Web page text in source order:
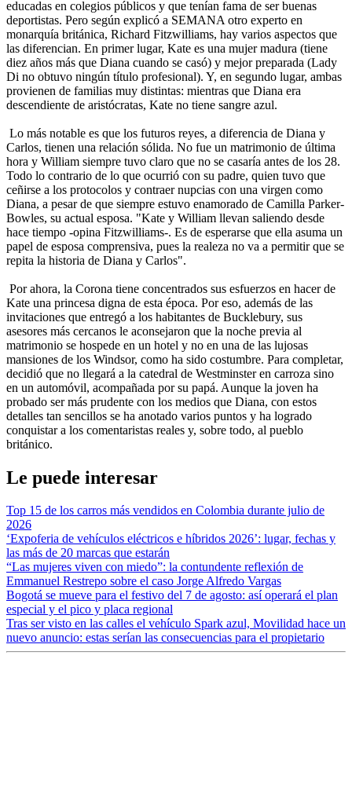
educadas en colegios públicos y que tenían fama de ser buenas
deportistas. Pero según explicó a SEMANA otro experto en
monarquía británica, Richard Fitzwilliams, hay varios aspectos que
las diferencian. En primer lugar, Kate es una mujer madura (tiene
diez años más que Diana cuando se casó) y mejor preparada (Lady
Di no obtuvo ningún título profesional). Y, en segundo lugar, ambas
provienen de familias muy distintas: mientras que Diana era
descendiente de aristócratas, Kate no tiene sangre azul.
Lo más notable es que los futuros reyes, a diferencia de Diana y
Carlos, tienen una relación sólida. No fue un matrimonio de última
hora y William siempre tuvo claro que no se casaría antes de los 28.
Todo lo contrario de lo que ocurrió con su padre, quien tuvo que
ceñirse a los protocolos y contraer nupcias con una virgen como
Diana, a pesar de que siempre estuvo enamorado de Camilla Parker-
Bowles, su actual esposa. "Kate y William llevan saliendo desde
hace tiempo -opina Fitzwilliams-. Es de esperarse que ella asuma un
papel de esposa comprensiva, pues la realeza no va a permitir que se
repita la historia de Diana y Carlos".
Por ahora, la Corona tiene concentrados sus esfuerzos en hacer de
Kate una princesa digna de esta época. Por eso, además de las
invitaciones que entregó a los habitantes de Bucklebury, sus
asesores más cercanos le aconsejaron que la noche previa al
matrimonio se hospede en un hotel y no en una de las lujosas
mansiones de los Windsor, como ha sido costumbre. Para completar,
decidió que no llegará a la catedral de Westminster en carroza sino
en un automóvil, acompañada por su papá. Aunque la joven ha
probado ser más prudente con los medios que Diana, con estos
detalles tan sencillos se ha anotado varios puntos y ha logrado
conquistar a los comentaristas reales y, sobre todo, al pueblo
británico.
Le puede interesar
Top 15 de los carros más vendidos en Colombia durante julio de
2026
‘Expoferia de vehículos eléctricos e híbridos 2026’: lugar, fechas y
las más de 20 marcas que estarán
“Las mujeres viven con miedo”: la contundente reflexión de
Emmanuel Restrepo sobre el caso Jorge Alfredo Vargas
Bogotá se mueve para el festivo del 7 de agosto: así operará el plan
especial y el pico y placa regional
Tras ser visto en las calles el vehículo Spark azul, Movilidad hace un
nuevo anuncio: estas serían las consecuencias para el propietario